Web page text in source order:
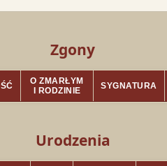
Zgony
O ZMARŁYM
I RODZINIE
SYGNATURA
Urodzenia